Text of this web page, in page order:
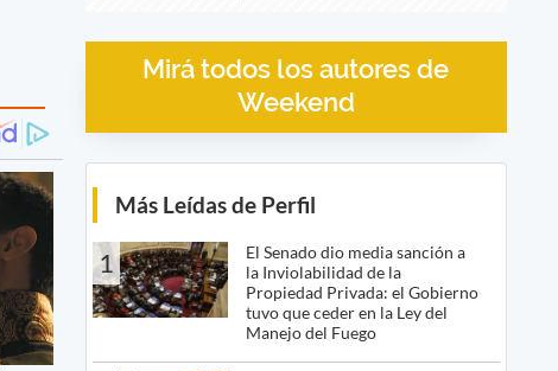
Mirá todos los autores de
Weekend
Más Leídas de Perfil
1
El Senado dio media sanción a
la Inviolabilidad de la
Propiedad Privada: el Gobierno
tuvo que ceder en la Ley del
Manejo del Fuego